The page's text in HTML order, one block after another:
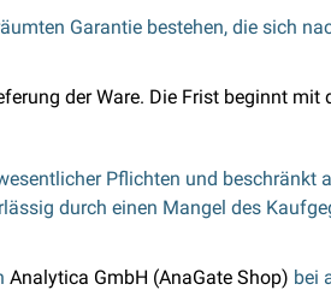
Garantie bestehen, die sich
der Ware. Die Frist beginnt mit
Pflichten und beschränkt
durch einen Mangel des
Analytica GmbH (AnaGate Shop) bei